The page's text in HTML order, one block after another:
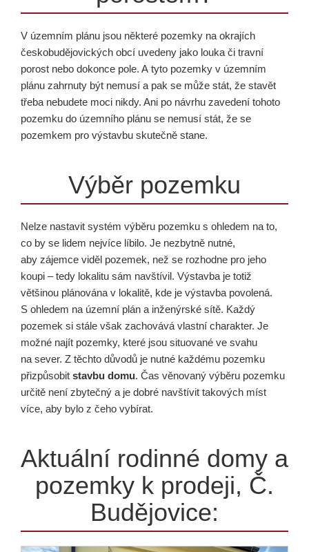
V územním plánu jsou některé pozemky na okrajích
českobudějovických obcí uvedeny jako louka či travní
porost nebo dokonce pole. A tyto pozemky v územním
plánu zahrnuty být nemusí a pak se může stát, že stavět
třeba nebudete moci nikdy. Ani po návrhu zavedení tohoto
pozemku do územního plánu se nemusí stát, že se
pozemkem pro výstavbu skutečně stane.
Výběr pozemku
Nelze nastavit systém výběru pozemku s ohledem na to,
co by se lidem nejvíce líbilo. Je nezbytně nutné,
aby zájemce viděl pozemek, než se rozhodne pro jeho
koupi – tedy lokalitu sám navštívil. Výstavba je totiž
většinou plánována v lokalitě, kde je výstavba povolená.
S ohledem na územní plán a inženýrské sítě. Každý
pozemek si stále však zachovává vlastní charakter. Je
možné najít pozemky, které jsou situované ve svahu
na sever. Z těchto důvodů je nutné každému pozemku
přizpůsobit stavbu domu. Čas věnovaný výběru pozemku
určitě není zbytečný a je dobré navštívit takových míst
více, aby bylo z čeho vybírat.
Aktuální rodinné domy a
pozemky k prodeji, Č.
Budějovice: